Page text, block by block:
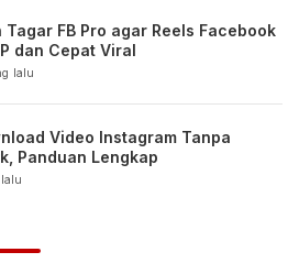
Tagar FB Pro agar Reels Facebook
dan Cepat Viral
lalu
Video Instagram Tanpa
Panduan Lengkap